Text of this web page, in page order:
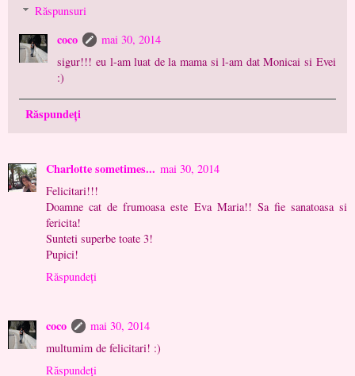
Răspunsuri
coco
mai 30, 2014
sigur!!! eu l-am luat de la mama si l-am dat Monicai si Evei
:)
Răspundeți
Charlotte sometimes... mai 30, 2014
Felicitari!!!
Doamne cat de frumoasa este Eva Maria!! Sa fie sanatoasa si
fericita!
Sunteti superbe toate 3!
Pupici!
Răspundeți
coco
mai 30, 2014
multumim de felicitari! :)
Răspundeți